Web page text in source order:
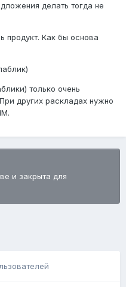
делать тогда не
продукт. Как бы основа
только очень
других раскладах нужно
и закрыта для